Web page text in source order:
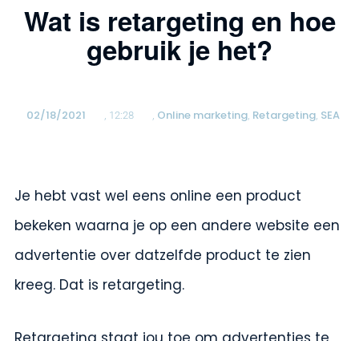
Wat is retargeting en hoe
gebruik je het?
02/18/2021 12:28 Online marketing, Retargeting, SEA
Je hebt vast wel eens online een product
bekeken waarna je op een andere website een
advertentie over datzelfde product te zien
kreeg. Dat is retargeting.